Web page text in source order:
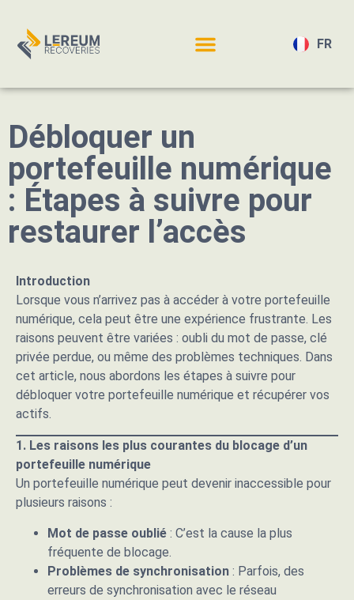
FR
EN
Débloquer un
portefeuille numérique
: Étapes à suivre pour
restaurer l’accès
Introduction
Lorsque vous n’arrivez pas à accéder à votre portefeuille
numérique, cela peut être une expérience frustrante. Les
raisons peuvent être variées : oubli du mot de passe, clé
privée perdue, ou même des problèmes techniques. Dans
cet article, nous abordons les étapes à suivre pour
débloquer votre portefeuille numérique et récupérer vos
actifs.
1. Les raisons les plus courantes du blocage d’un
portefeuille numérique
Un portefeuille numérique peut devenir inaccessible pour
plusieurs raisons :
Mot de passe oublié : C’est la cause la plus
fréquente de blocage.
Problèmes de synchronisation : Parfois, des
erreurs de synchronisation avec le réseau